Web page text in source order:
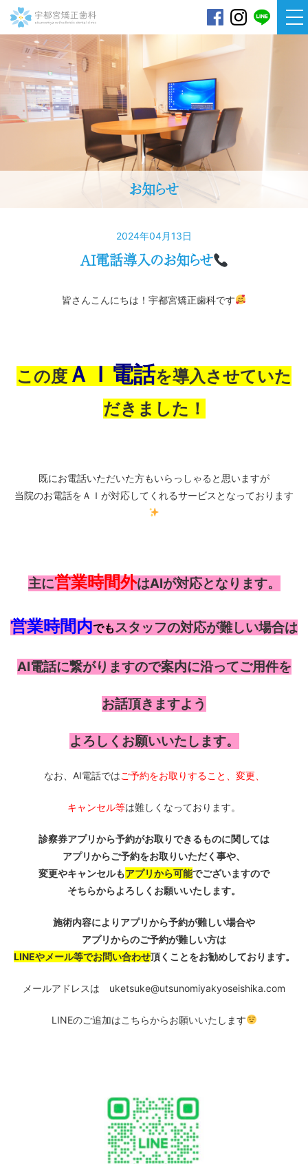
宇都宮矯正歯科
お知らせ
2024年04月13日
AI電話導入のお知らせ
皆さんこんにちは！宇都宮矯正歯科です
この度ＡＩ電話を導入させていた
だきました！
既にお電話いただいた方もいらっしゃると思いますが
当院のお電話をＡＩが対応してくれるサービスとなっております
主に営業時間外はAIが対応となります。
営業時間内でもスタッフの対応が難しい場合は
AI電話に繋がりますので案内に沿ってご用件を
お話頂きますよう
よろしくお願いいたします。
なお、AI電話ではご予約をお取りすること、変更、
キャンセル等は難しくなっております。
診察券アプリから予約がお取りできるものに関しては
アプリからご予約をお取りいただく事や、
変更やキャンセルもアプリから可能でございますので
そちらからよろしくお願いいたします。
施術内容によりアプリから予約が難しい場合や
アプリからのご予約が難しい方は
LINEやメール等でお問い合わせ頂くことをお勧めしております。
メールアドレスは uketsuke@utsunomiyakyoseishika.com
LINEのご追加はこちらからお願いいたします